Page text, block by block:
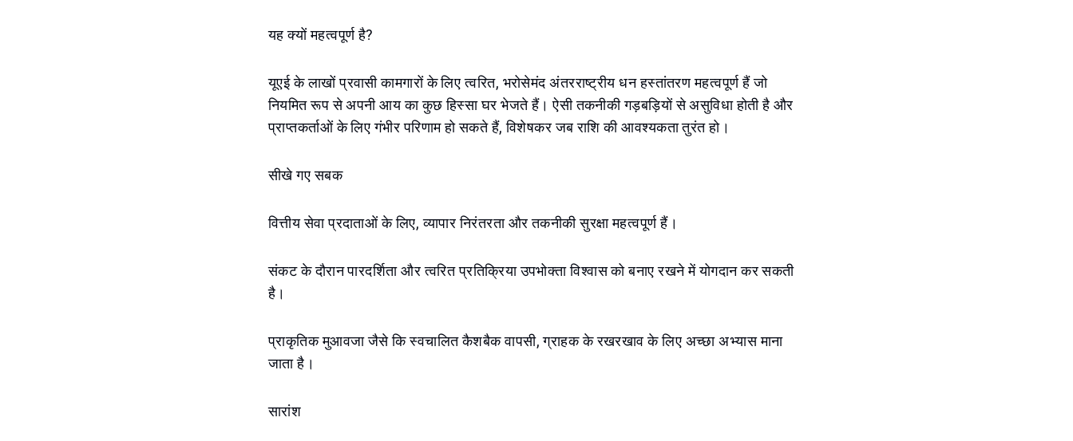
यह क्यों महत्वपूर्ण है?
यूएई के लाखों प्रवासी कामगारों के लिए त्वरित, भरोसेमंद अंतरराष्ट्रीय धन हस्तांतरण महत्वपूर्ण हैं जो
नियमित रूप से अपनी आय का कुछ हिस्सा घर भेजते हैं। ऐसी तकनीकी गड़बड़ियों से असुविधा होती है और
प्राप्तकर्ताओं के लिए गंभीर परिणाम हो सकते हैं, विशेषकर जब राशि की आवश्यकता तुरंत हो।
सीखे गए सबक
वित्तीय सेवा प्रदाताओं के लिए, व्यापार निरंतरता और तकनीकी सुरक्षा महत्वपूर्ण हैं।
संकट के दौरान पारदर्शिता और त्वरित प्रतिक्रिया उपभोक्ता विश्वास को बनाए रखने में योगदान कर सकती
है।
प्राकृतिक मुआवजा जैसे कि स्वचालित कैशबैक वापसी, ग्राहक के रखरखाव के लिए अच्छा अभ्यास माना
जाता है।
सारांश